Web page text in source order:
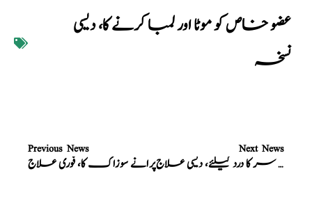
عضو خاص کو موٹا اور لمبا کرنے کا، دیسی
نسخہ
Previous News
پرانے سوزاک کا، فوری علاج
Next News
سردرد، درد شقیقہ، دماغی کمزوری، آدھا سر کا درد کیلئے، دیسی علاج